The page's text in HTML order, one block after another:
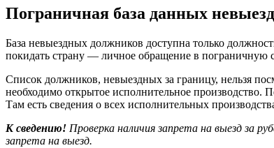
Пограничная база данных
База невыездных должников доступна только
покидать страну — личное обращение в пограничную
Список должников, невыездных за границу, нельзя
необходимо открытое исполнительное
Там есть сведения о всех исполнительных
К сведению! Проверка наличия запрета на выезд за
запрета на выезд.